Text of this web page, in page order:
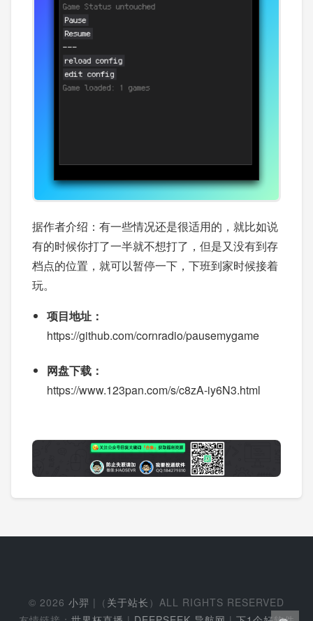
据作者介绍：有一些情况还是很适用的，就比如说
有的时候你打了一半就不想打了，但是又没有到存
档点的位置，就可以暂停一下，下班到家时候接着
玩。
项目地址：
https://github.com/cornradio/pausemygame
网盘下载：
https://www.123pan.com/s/c8zA-iy6N3.html
© 2026 小羿 |（ 关于站长 ）ALL RIGHTS RESERVED